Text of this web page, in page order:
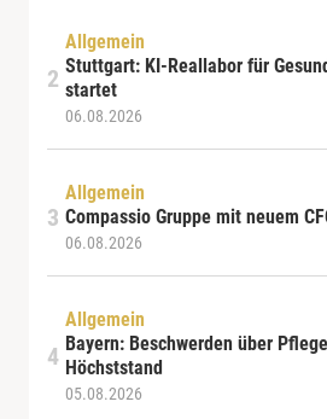
Allgemein
Stuttgart: KI-Reallabor für
startet
06.08.2026
Allgemein
Compassio Gruppe mit neuem
06.08.2026
Allgemein
Bayern: Beschwerden über
Höchststand
05.08.2026